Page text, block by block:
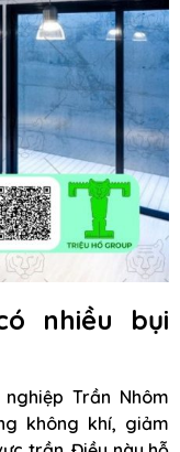
nhiều bụi
Trần Nhôm
không khí, giảm